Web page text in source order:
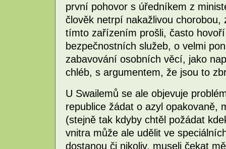
první pohovor s úředníkem z
člověk netrpí nakažlivou
tímto zařízením prošli, často
bezpečnostních služeb, o velmi
zabavování osobních věcí, jako
chléb, s argumentem, že jsou to
U Swailemů se ale objevuje
republice žádat o azyl opakovaně,
(stejně tak kdyby chtěl požádat
vnitra může ale udělit ve
dostanou či nikoliv, museli čekat